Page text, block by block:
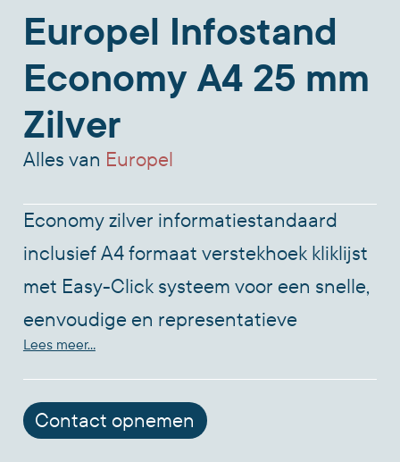
Europel Infostand
Economy A4 25 mm
Zilver
Alles van Europel
Economy zilver informatiestandaard
inclusief A4 formaat verstekhoek kliklijst
met Easy-Click systeem voor een snelle,
eenvoudige en representatieve
presentatie. Kliklijst van geanodiseerd
aluminium met kunststof achterzijde. De
helder transparant ontspiegeld
Lees meer...
Contact opnemen